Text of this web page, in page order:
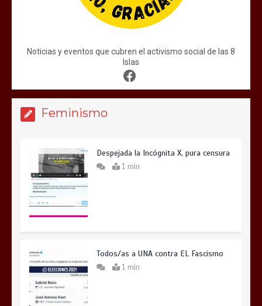
Noticias y eventos que cubren el activismo social de las 8
Islas
Feminismo
Despejada la Incógnita X, pura censura
1 min
Todos/as a UNA contra EL Fascismo
1 min